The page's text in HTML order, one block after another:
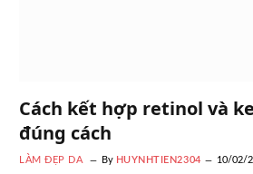
Cách kết hợp retinol và
đúng cách
LÀM ĐẸP DA By HUYNHTIEN2304 10/02/